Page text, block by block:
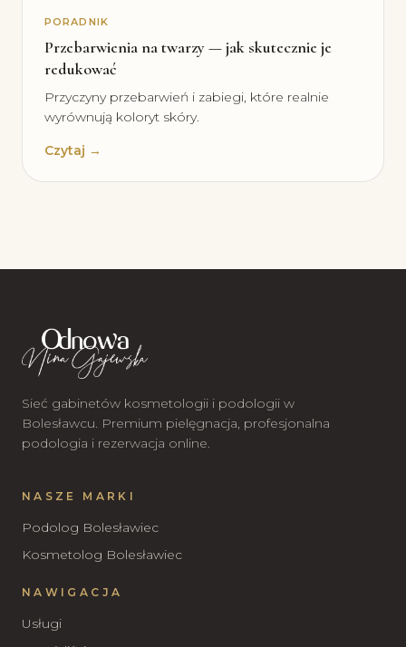
PORADNIK
Przebarwienia na twarzy — jak skutecznie je
redukować
Przyczyny przebarwień i zabiegi, które realnie
wyrównują koloryt skóry.
Czytaj →
Sieć gabinetów kosmetologii i podologii w
Bolesławcu. Premium pielęgnacja, profesjonalna
podologia i rezerwacja online.
NASZE MARKI
Podolog Bolesławiec
Kosmetolog Bolesławiec
NAWIGACJA
Usługi